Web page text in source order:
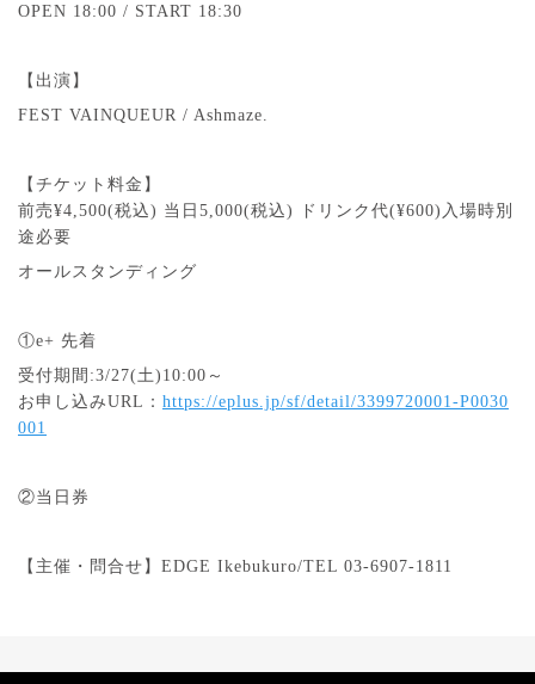
OPEN 18:00 / START 18:30
【出演】
FEST VAINQUEUR / Ashmaze.
【チケット料金】
前売¥4,500(税込) 当日5,000(税込) ドリンク代(¥600)入場時別
途必要
オールスタンディング
①e+ 先着
受付期間:3/27(土)10:00～
お申し込みURL： https://eplus.jp/sf/detail/3399720001-P0030
001
②当日券
【主催・問合せ】 EDGE Ikebukuro/TEL 03-6907-1811